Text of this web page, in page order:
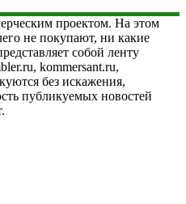
проектом. На этом
не покупают, ни какие
собой ленту
kommersant.ru,
без искажения,
публикуемых новостей